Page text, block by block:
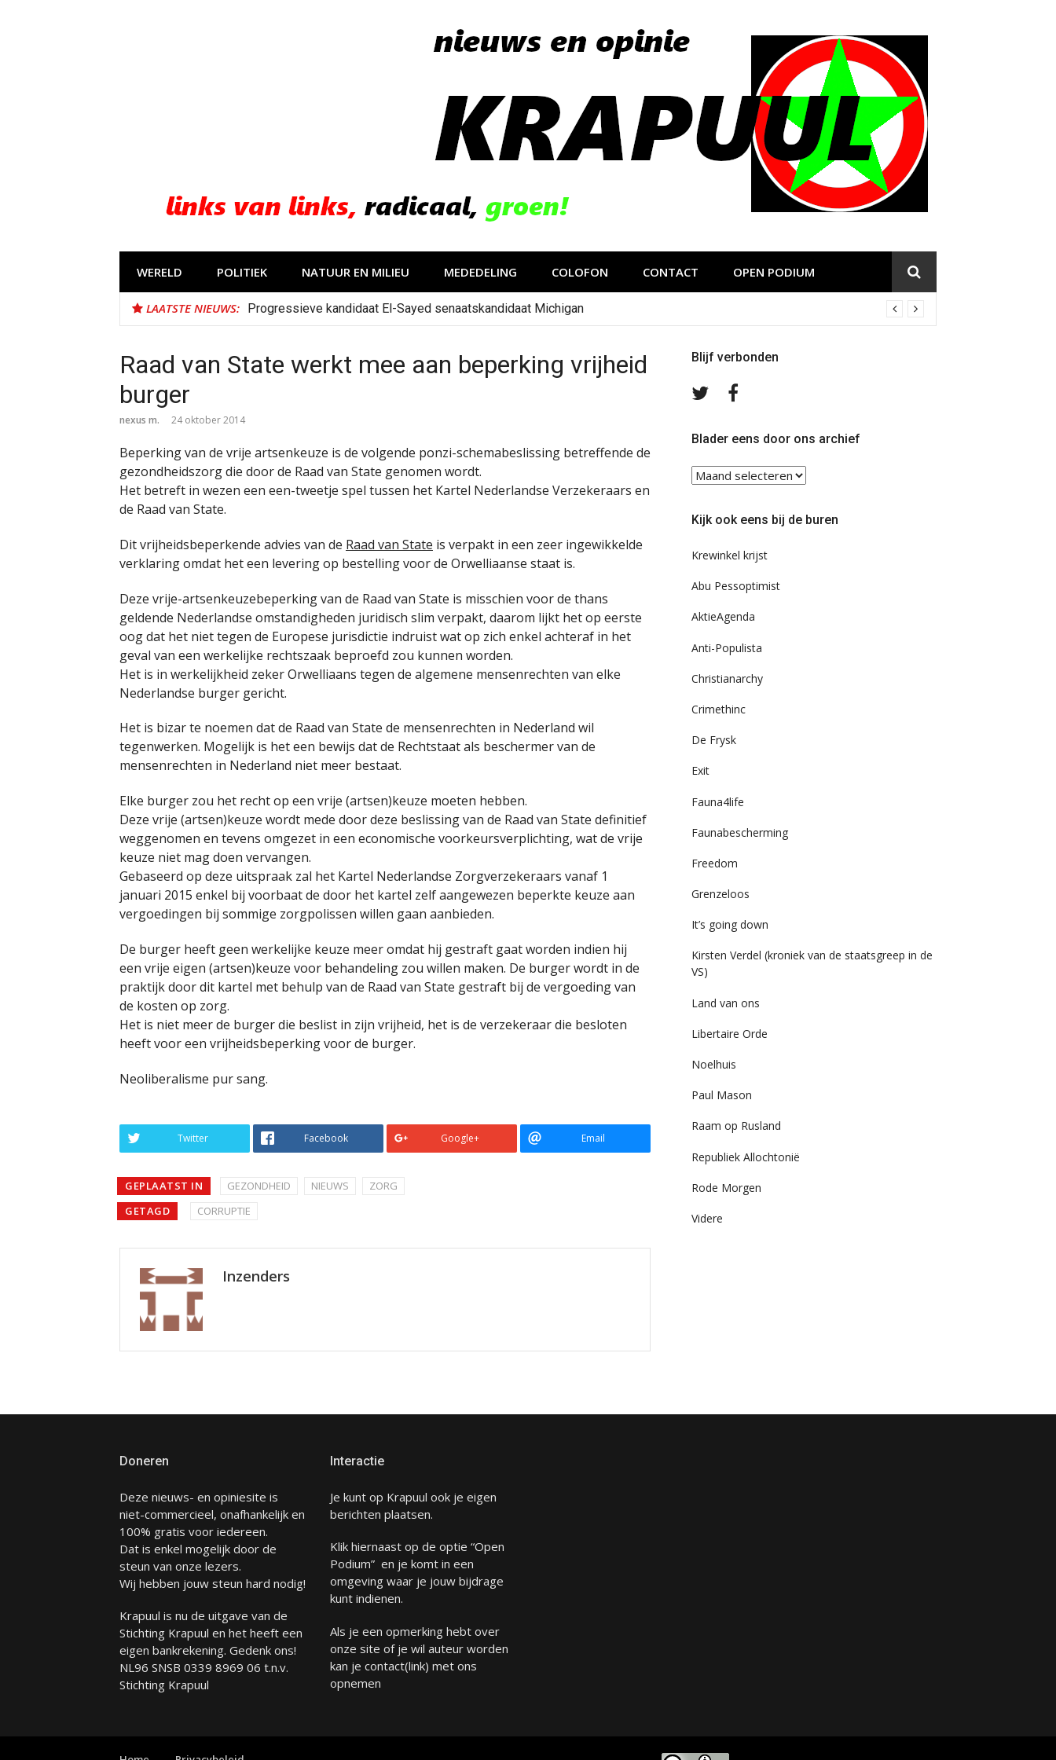
WERELD POLITIEK NATUUR EN MILIEU MEDEDELING COLOFON CONTACT OPEN PODIUM
LAATSTE NIEUWS: Progressieve kandidaat El-Sayed senaatskandidaat Michigan
Raad van State werkt mee aan beperking vrijheid
burger
nexus m. 24 oktober 2014
Beperking van de vrije artsenkeuze is de volgende ponzi-schemabeslissing betreffende de
gezondheidszorg die door de Raad van State genomen wordt.
Het betreft in wezen een een-tweetje spel tussen het Kartel Nederlandse Verzekeraars en
de Raad van State.
Dit vrijheidsbeperkende advies van de Raad van State is verpakt in een zeer ingewikkelde
verklaring omdat het een levering op bestelling voor de Orwelliaanse staat is.
Deze vrije-artsenkeuzebeperking van de Raad van State is misschien voor de thans
geldende Nederlandse omstandigheden juridisch slim verpakt, daarom lijkt het op eerste
oog dat het niet tegen de Europese jurisdictie indruist wat op zich enkel achteraf in het
geval van een werkelijke rechtszaak beproefd zou kunnen worden.
Het is in werkelijkheid zeker Orwelliaans tegen de algemene mensenrechten van elke
Nederlandse burger gericht.
Het is bizar te noemen dat de Raad van State de mensenrechten in Nederland wil
tegenwerken. Mogelijk is het een bewijs dat de Rechtstaat als beschermer van de
mensenrechten in Nederland niet meer bestaat.
Elke burger zou het recht op een vrije (artsen)keuze moeten hebben.
Deze vrije (artsen)keuze wordt mede door deze beslissing van de Raad van State definitief
weggenomen en tevens omgezet in een economische voorkeursverplichting, wat de vrije
keuze niet mag doen vervangen.
Gebaseerd op deze uitspraak zal het Kartel Nederlandse Zorgverzekeraars vanaf 1
januari 2015 enkel bij voorbaat de door het kartel zelf aangewezen beperkte keuze aan
vergoedingen bij sommige zorgpolissen willen gaan aanbieden.
De burger heeft geen werkelijke keuze meer omdat hij gestraft gaat worden indien hij
een vrije eigen (artsen)keuze voor behandeling zou willen maken. De burger wordt in de
praktijk door dit kartel met behulp van de Raad van State gestraft bij de vergoeding van
de kosten op zorg.
Het is niet meer de burger die beslist in zijn vrijheid, het is de verzekeraar die besloten
heeft voor een vrijheidsbeperking voor de burger.
Neoliberalisme pur sang.
Twitter Facebook Google+ Email
GEPLAATST IN GEZONDHEID NIEUWS
ZORG
GETAGD
CORRUPTIE
Inzenders
Blijf verbonden
Volg
TwitterFacebook
Blader eens door ons archief
Blader
eens
ons
Kijk ook eens bij de buren
Krewinkel krijst
Abu Pessoptimist
AktieAgenda
Anti-Populista
Christianarchy
Crimethinc
De Frysk
Exit
Fauna4life
Faunabescherming
Freedom
Grenzeloos
It’s going down
Kirsten Verdel (kroniek van de staatsgreep in de
VS)
Land van ons
Libertaire Orde
Noelhuis
Paul Mason
Raam op Rusland
Republiek Allochtonië
Rode Morgen
Videre
Doneren
Deze nieuws- en opiniesite is
niet-commercieel, onafhankelijk en
100% gratis voor iedereen.
Dat is enkel mogelijk door de
steun van onze lezers.
Wij hebben jouw steun hard nodig!
Krapuul is nu de uitgave van de
Stichting Krapuul en het heeft een
eigen bankrekening. Gedenk ons!
NL96 SNSB 0339 8969 06 t.n.v.
Stichting Krapuul
Interactie
Je kunt op Krapuul ook je eigen
berichten plaatsen.
Klik hiernaast op de optie “Open
Podium” en je komt in een
omgeving waar je jouw bijdrage
kunt indienen.
Als je een opmerking hebt over
onze site of je wil auteur worden
kan je contact(link) met ons
opnemen